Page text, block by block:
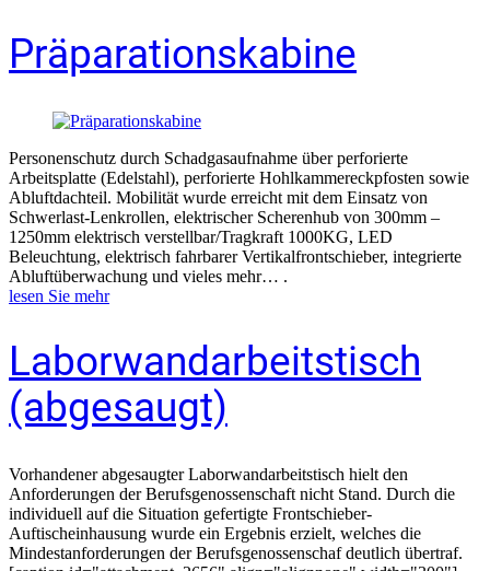
Präparationskabine
Personenschutz durch Schadgasaufnahme über perforierte
Arbeitsplatte (Edelstahl), perforierte Hohlkammereckpfosten sowie
Abluftdachteil. Mobilität wurde erreicht mit dem Einsatz von
Schwerlast-Lenkrollen, elektrischer Scherenhub von 300mm –
1250mm elektrisch verstellbar/Tragkraft 1000KG, LED
Beleuchtung, elektrisch fahrbarer Vertikalfrontschieber, integrierte
Abluftüberwachung und vieles mehr… .
lesen Sie mehr
Laborwandarbeitstisch
(abgesaugt)
Vorhandener abgesaugter Laborwandarbeitstisch hielt den
Anforderungen der Berufsgenossenschaft nicht Stand. Durch die
individuell auf die Situation gefertigte Frontschieber-
Auftischeinhausung wurde ein Ergebnis erzielt, welches die
Mindestanforderungen der Berufsgenossenschaf deutlich übertraf.